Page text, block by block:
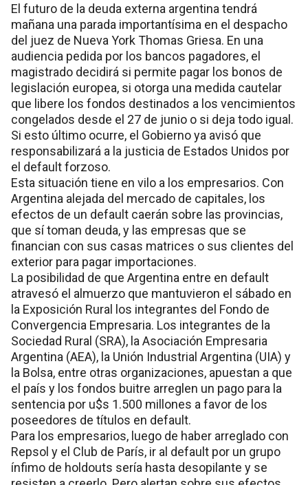
El futuro de la deuda externa argentina tendrá
mañana una parada importantísima en el despacho
del juez de Nueva York Thomas Griesa. En una
audiencia pedida por los bancos pagadores, el
magistrado decidirá si permite pagar los bonos de
legislación europea, si otorga una medida cautelar
que libere los fondos destinados a los vencimientos
congelados desde el 27 de junio o si deja todo igual.
Si esto último ocurre, el Gobierno ya avisó que
responsabilizará a la justicia de Estados Unidos por
el default forzoso.
Esta situación tiene en vilo a los empresarios. Con
Argentina alejada del mercado de capitales, los
efectos de un default caerán sobre las provincias,
que sí toman deuda, y las empresas que se
financian con sus casas matrices o sus clientes del
exterior para pagar importaciones.
La posibilidad de que Argentina entre en default
atravesó el almuerzo que mantuvieron el sábado en
la Exposición Rural los integrantes del Fondo de
Convergencia Empresaria. Los integrantes de la
Sociedad Rural (SRA), la Asociación Empresaria
Argentina (AEA), la Unión Industrial Argentina (UIA) y
la Bolsa, entre otras organizaciones, apuestan a que
el país y los fondos buitre arreglen un pago para la
sentencia por u$s 1.500 millones a favor de los
poseedores de títulos en default.
Para los empresarios, luego de haber arreglado con
Repsol y el Club de París, ir al default por un grupo
ínfimo de holdouts sería hasta desopilante y se